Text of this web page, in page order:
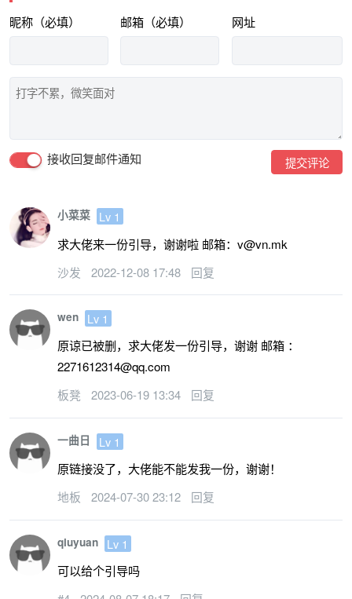
昵称（必填） 邮箱（必填） 网址
接收回复邮件通知 提交评论
小菜菜
Lv 1
求大佬来一份引导，谢谢啦 邮箱：v@vn.mk
沙发
2022-12-08 17:48 回复
wen
Lv 1
原谅已被删，求大佬发一份引导，谢谢 邮箱 ：
2271612314@qq.com
板凳
2023-06-19 13:34 回复
一曲日
Lv 1
原链接没了，大佬能不能发我一份，谢谢！
地板
2024-07-30 23:12 回复
qiuyuan
Lv 1
可以给个引导吗